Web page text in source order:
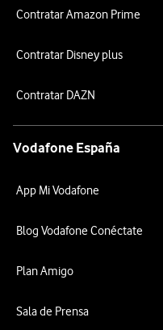
Contratar Amazon Prime
Contratar Disney plus
Contratar DAZN
Vodafone España
App Mi Vodafone
Blog Vodafone Conéctate
Plan Amigo
Sala de Prensa